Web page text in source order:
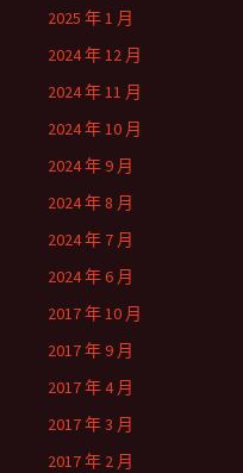
2025 年 1 月
2024 年 12 月
2024 年 11 月
2024 年 10 月
2024 年 9 月
2024 年 8 月
2024 年 7 月
2024 年 6 月
2017 年 10 月
2017 年 9 月
2017 年 4 月
2017 年 3 月
2017 年 2 月